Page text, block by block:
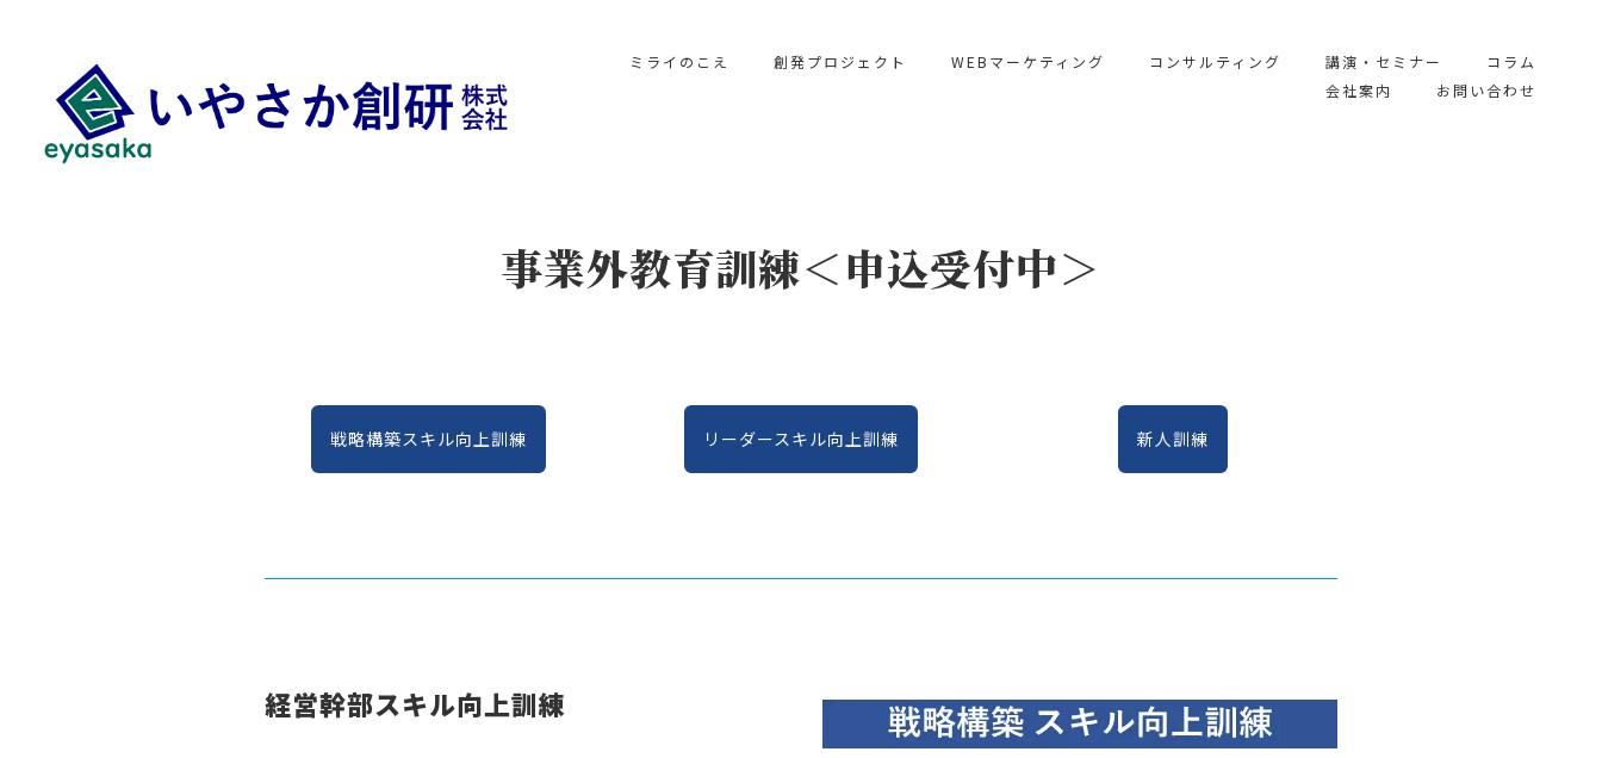
ミライのこえ 創発プロジェクト WEBマーケティング コンサルティング 講演・セミナー
コラム
会社案内
お問い合わせ
事業外教育訓練＜申込受付中＞
戦略構築スキル向上訓練 リーダースキル向上訓練 新人訓練
経営幹部スキル向上訓練